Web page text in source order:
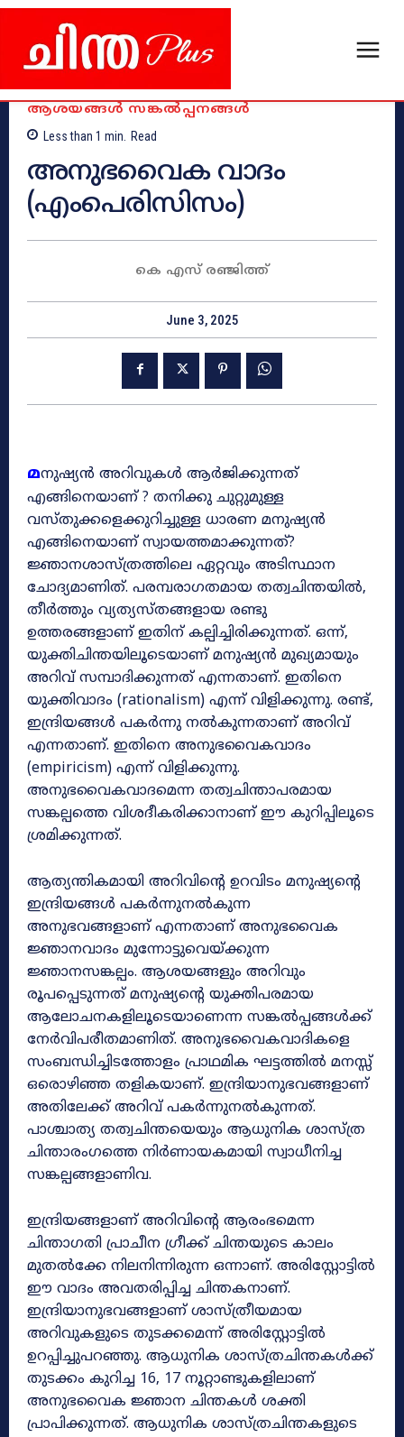
ആശയങ്ങൾ സങ്കൽപ്പനങ്ങൾ
Less than 1 min. Read
അനുഭവൈക വാദം
(എംപെരിസിസം)
കെ എസ് രഞ്ജിത്ത്
June 3, 2025
മനുഷ്യൻ അറിവുകൾ ആർജിക്കുന്നത്
എങ്ങിനെയാണ് ? തനിക്കു ചുറ്റുമുള്ള
വസ്തുക്കളെക്കുറിച്ചുള്ള ധാരണ മനുഷ്യൻ
എങ്ങിനെയാണ് സ്വായത്തമാക്കുന്നത്?
ജ്ഞാനശാസ്ത്രത്തിലെ ഏറ്റവും അടിസ്ഥാന
ചോദ്യമാണിത്. പരമ്പരാഗതമായ തത്വചിന്തയിൽ,
തീർത്തും വ്യത്യസ്തങ്ങളായ രണ്ടു
ഉത്തരങ്ങളാണ് ഇതിന് കല്പിച്ചിരിക്കുന്നത്. ഒന്ന്,
യുക്തിചിന്തയിലൂടെയാണ് മനുഷ്യൻ മുഖ്യമായും
അറിവ് സമ്പാദിക്കുന്നത് എന്നതാണ്. ഇതിനെ
യുക്തിവാദം (rationalism) എന്ന് വിളിക്കുന്നു. രണ്ട്,
ഇന്ദ്രിയങ്ങൾ പകർന്നു നൽകുന്നതാണ് അറിവ്
എന്നതാണ്. ഇതിനെ അനുഭവൈകവാദം
(empiricism) എന്ന് വിളിക്കുന്നു.
അനുഭവൈകവാദമെന്ന തത്വചിന്താപരമായ
സങ്കല്പത്തെ വിശദീകരിക്കാനാണ് ഈ കുറിപ്പിലൂടെ
ശ്രമിക്കുന്നത്.
ആത്യന്തികമായി അറിവിന്റെ ഉറവിടം മനുഷ്യന്റെ
ഇന്ദ്രിയങ്ങൾ പകർന്നുനൽകുന്ന
അനുഭവങ്ങളാണ് എന്നതാണ് അനുഭവൈക
ജ്ഞാനവാദം മുന്നോട്ടുവെയ്ക്കുന്ന
ജ്ഞാനസങ്കല്പം. ആശയങ്ങളും അറിവും
രൂപപ്പെടുന്നത് മനുഷ്യന്റെ യുക്തിപരമായ
ആലോചനകളിലൂടെയാണെന്ന സങ്കൽപ്പങ്ങൾക്ക്
നേർവിപരീതമാണിത്. അനുഭവൈകവാദികളെ
സംബന്ധിച്ചിടത്തോളം പ്രാഥമിക ഘട്ടത്തിൽ മനസ്സ്
ഒരൊഴിഞ്ഞ തളികയാണ്. ഇന്ദ്രിയാനുഭവങ്ങളാണ്
അതിലേക്ക് അറിവ് പകർന്നുനൽകുന്നത്.
പാശ്ചാത്യ തത്വചിന്തയെയും ആധുനിക ശാസ്ത്ര
ചിന്താരംഗത്തെ നിർണായകമായി സ്വാധീനിച്ച
സങ്കല്പങ്ങളാണിവ.
ഇന്ദ്രിയങ്ങളാണ് അറിവിന്റെ ആരംഭമെന്ന
ചിന്താഗതി പ്രാചീന ഗ്രീക്ക് ചിന്തയുടെ കാലം
മുതൽക്കേ നിലനിന്നിരുന്ന ഒന്നാണ്. അരിസ്റ്റോട്ടിൽ
ഈ വാദം അവതരിപ്പിച്ച ചിന്തകനാണ്.
ഇന്ദ്രിയാനുഭവങ്ങളാണ് ശാസ്ത്രീയമായ
അറിവുകളുടെ തുടക്കമെന്ന് അരിസ്റ്റോട്ടിൽ
ഉറപ്പിച്ചുപറഞ്ഞു. ആധുനിക ശാസ്ത്രചിന്തകൾക്ക്
തുടക്കം കുറിച്ച 16, 17 നൂറ്റാണ്ടുകളിലാണ്
അനുഭവൈക ജ്ഞാന ചിന്തകൾ ശക്തി
പ്രാപിക്കുന്നത്. ആധുനിക ശാസ്ത്രചിന്തകളുടെ